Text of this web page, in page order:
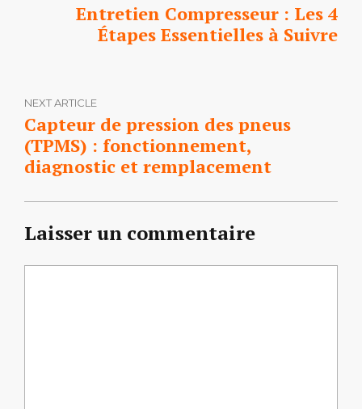
Entretien Compresseur : Les 4
Étapes Essentielles à Suivre
NEXT ARTICLE
Capteur de pression des pneus
(TPMS) : fonctionnement,
diagnostic et remplacement
Laisser un commentaire